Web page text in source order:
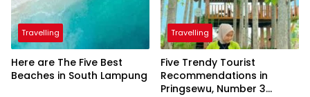
Travelling
Here are The Five Best
Beaches in South Lampung
Travelling
Five Trendy Tourist
Recommendations in
Pringsewu, Number 3